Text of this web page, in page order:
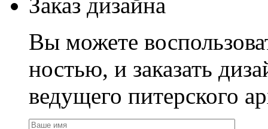
Вы можете
ностью, и заказать
ведущего питерского